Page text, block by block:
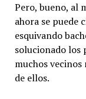
Pero, bueno, al
ahora se puede
esquivando
solucionado los
muchos
de ellos.